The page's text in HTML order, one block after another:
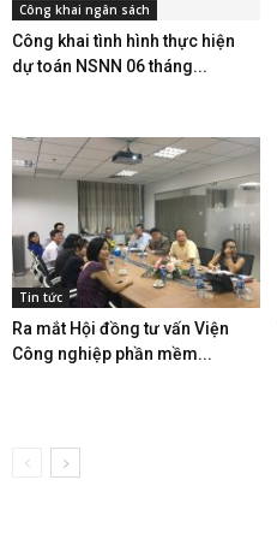
Công khai ngân sách
Công khai tình hình thực hiện
dự toán NSNN 06 tháng...
Tin tức
Ra mắt Hội đồng tư vấn Viện
Công nghiệp phần mềm...